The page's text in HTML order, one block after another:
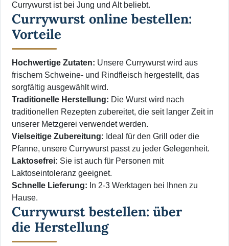
Currywurst ist bei Jung und Alt beliebt.
Currywurst online bestellen:
Vorteile
Hochwertige Zutaten: Unsere Currywurst wird aus
frischem Schweine- und Rindfleisch hergestellt, das
sorgfältig ausgewählt wird.
Traditionelle Herstellung: Die Wurst wird nach
traditionellen Rezepten zubereitet, die seit langer Zeit in
unserer Metzgerei verwendet werden.
Vielseitige Zubereitung: Ideal für den Grill oder die
Pfanne, unsere Currywurst passt zu jeder Gelegenheit.
Laktosefrei: Sie ist auch für Personen mit
Laktoseintoleranz geeignet.
Schnelle Lieferung: In 2-3 Werktagen bei Ihnen zu
Hause.
Currywurst bestellen: über
die Herstellung